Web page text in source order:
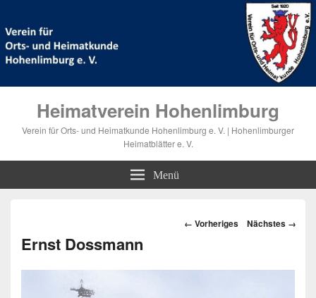
Heimatverein Hohenlimburg
Verein für Orts- und Heimatkunde Hohenlimburg e. V. | Hohenlimburger
Heimatblätter e. V.
Menü
Bilder-
← Vorheriges Nächstes →
Ernst Dossmann